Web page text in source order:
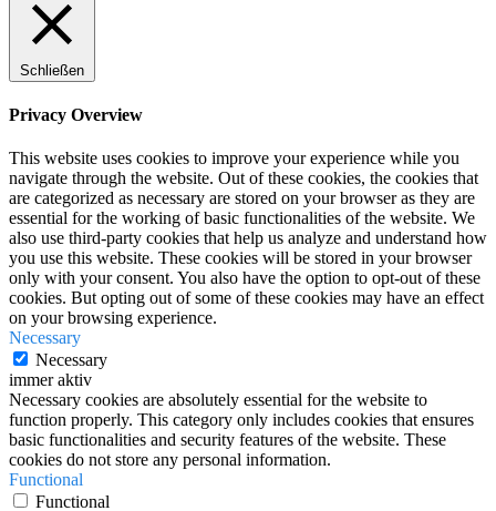
Schließen
Privacy Overview
This website uses cookies to improve your experience while you
navigate through the website. Out of these cookies, the cookies that
are categorized as necessary are stored on your browser as they are
essential for the working of basic functionalities of the website. We
also use third-party cookies that help us analyze and understand how
you use this website. These cookies will be stored in your browser
only with your consent. You also have the option to opt-out of these
cookies. But opting out of some of these cookies may have an effect
on your browsing experience.
Necessary
Necessary
immer aktiv
Necessary cookies are absolutely essential for the website to
function properly. This category only includes cookies that ensures
basic functionalities and security features of the website. These
cookies do not store any personal information.
Functional
Functional